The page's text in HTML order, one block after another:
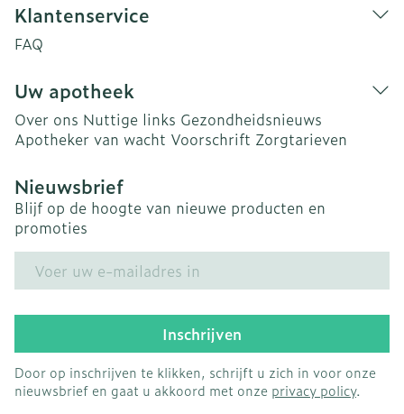
Klantenservice
FAQ
Uw apotheek
Over ons Nuttige links Gezondheidsnieuws
Apotheker van wacht Voorschrift Zorgtarieven
Nieuwsbrief
Blijf op de hoogte van nieuwe producten en
promoties
Inschrijven
Door op inschrijven te klikken, schrijft u zich in voor onze
nieuwsbrief en gaat u akkoord met onze privacy policy.